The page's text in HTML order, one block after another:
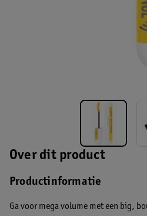
Over dit product
Productinformatie
Ga voor mega volume met een big,